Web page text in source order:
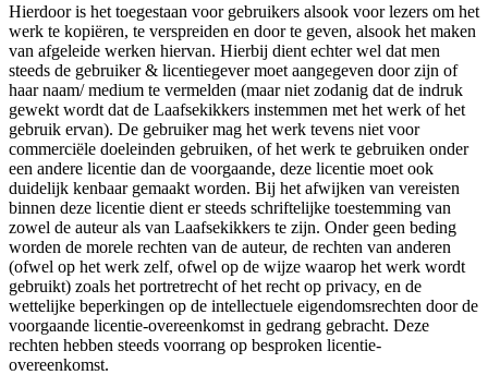
Hierdoor is het toegestaan voor gebruikers alsook voor lezers om het
werk te kopiëren, te verspreiden en door te geven, alsook het maken
van afgeleide werken hiervan. Hierbij dient echter wel dat men
steeds de gebruiker & licentiegever moet aangegeven door zijn of
haar naam/ medium te vermelden (maar niet zodanig dat de indruk
gewekt wordt dat de Laafsekikkers instemmen met het werk of het
gebruik ervan). De gebruiker mag het werk tevens niet voor
commerciële doeleinden gebruiken, of het werk te gebruiken onder
een andere licentie dan de voorgaande, deze licentie moet ook
duidelijk kenbaar gemaakt worden. Bij het afwijken van vereisten
binnen deze licentie dient er steeds schriftelijke toestemming van
zowel de auteur als van Laafsekikkers te zijn. Onder geen beding
worden de morele rechten van de auteur, de rechten van anderen
(ofwel op het werk zelf, ofwel op de wijze waarop het werk wordt
gebruikt) zoals het portretrecht of het recht op privacy, en de
wettelijke beperkingen op de intellectuele eigendomsrechten door de
voorgaande licentie-overeenkomst in gedrang gebracht. Deze
rechten hebben steeds voorrang op besproken licentie-
overeenkomst.